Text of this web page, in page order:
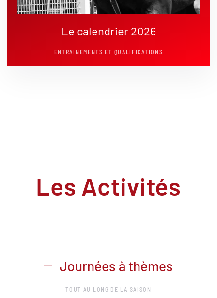
Le calendrier 2026
ENTRAINEMENTS ET QUALIFICATIONS
Les Activités
Journées à thèmes
TOUT AU LONG DE LA SAISON